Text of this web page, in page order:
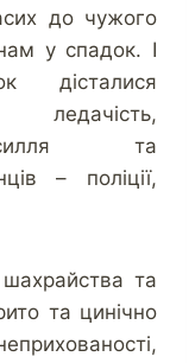
до чужого
у спадок. І
та
– поліції,
та
та цинічно